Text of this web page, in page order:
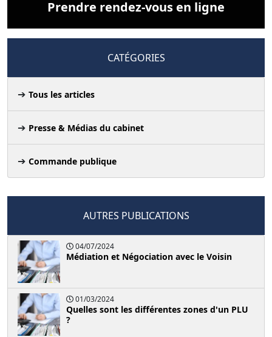
Prendre rendez-vous en ligne
CATÉGORIES
Tous les articles
Presse & Médias du cabinet
Commande publique
AUTRES PUBLICATIONS
04/07/2024
Médiation et Négociation avec le Voisin
01/03/2024
Quelles sont les différentes zones d'un PLU
?